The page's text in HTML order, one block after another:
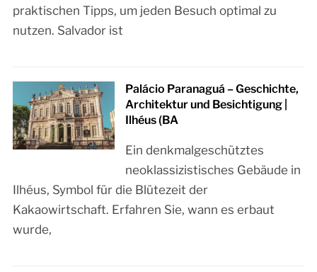
praktischen Tipps, um jeden Besuch optimal zu
nutzen. Salvador ist
Palácio Paranaguá – Geschichte,
Architektur und Besichtigung |
Ilhéus (BA
Ein denkmalgeschütztes
neoklassizistisches Gebäude in
Ilhéus, Symbol für die Blütezeit der
Kakaowirtschaft. Erfahren Sie, wann es erbaut
wurde,